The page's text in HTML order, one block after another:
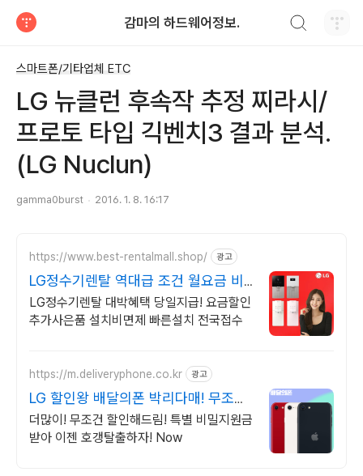
감마의 하드웨어정보.
스마트폰/기타업체 ETC
LG 뉴클런 후속작 추정 찌라시/
프로토 타입 긱벤치3 결과 분석.
(LG Nuclun)
gamma0burst 2016. 1. 8. 16:17
https://www.best-rentalmall.shop/ 광고
LG정수기렌탈 역대급 조건 월요금 비
교
LG정수기렌탈 대박혜택 당일지급! 요금할인
추가사은품 설치비면제 빠른설치 전국접수
https://m.deliveryphone.co.kr 광고
LG 할인왕 배달의폰 박리다매! 무조건
더 할인!
더많이! 무조건 할인해드림! 특별 비밀지원금
받아 이젠 호갱탈출하자! Now